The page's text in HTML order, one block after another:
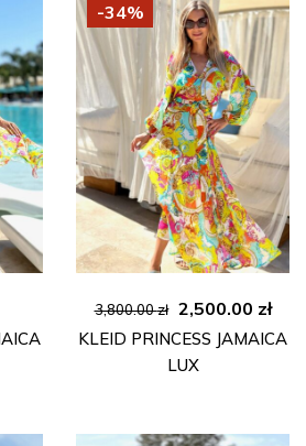
-34%
3,800.00zł Ursprünglicher
Preis
war:
2,500.00 zł
KLEID PRINCESS JAMAICA
LUX